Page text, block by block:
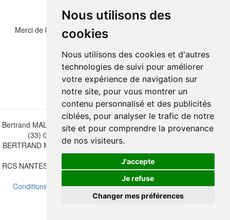
Nous utilisons des
cookies
Nous utilisons des cookies et d'autres
technologies de suivi pour améliorer
votre expérience de navigation sur
notre site, pour vous montrer un
contenu personnalisé et des publicités
ciblées, pour analyser le trafic de notre
site et pour comprendre la provenance
de nos visiteurs.
J'accepte
Je refuse
Changer mes préférences
Merci de bien vouloir recopier les chiffres et lettre ci-dessous :
Bertrand MALVAUX - 22 rue Crébillon, 44000 Nantes - FRANCE - Tél.
(33) 02 40 733 600 — bertrand.malvaux@wanadoo.fr
BERTRAND MALVAUX - ÉDITIONS DU CANONNIER SARL au capital
de 47.000 EUROS
RCS NANTES B 442 295 077 - N° INTRACOMMUNAUTAIRE CEE FR
30 442 295 077
Conditions de vente-Mettre à jour vos préférences de cookies